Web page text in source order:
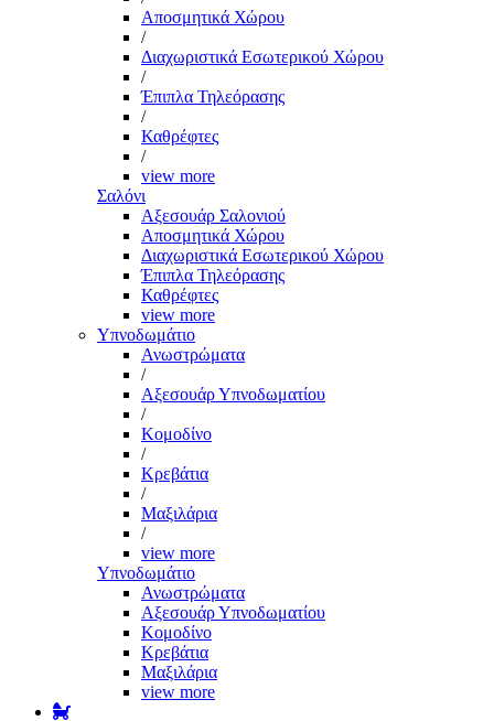
Αποσμητικά Χώρου
/
Διαχωριστικά Εσωτερικού Χώρου
/
Έπιπλα Τηλεόρασης
/
Καθρέφτες
/
view more
Σαλόνι
Αξεσουάρ Σαλονιού
Αποσμητικά Χώρου
Διαχωριστικά Εσωτερικού Χώρου
Έπιπλα Τηλεόρασης
Καθρέφτες
view more
Υπνοδωμάτιο
Ανωστρώματα
/
Αξεσουάρ Υπνοδωματίου
/
Κομοδίνο
/
Κρεβάτια
/
Μαξιλάρια
/
view more
Υπνοδωμάτιο
Ανωστρώματα
Αξεσουάρ Υπνοδωματίου
Κομοδίνο
Κρεβάτια
Μαξιλάρια
view more